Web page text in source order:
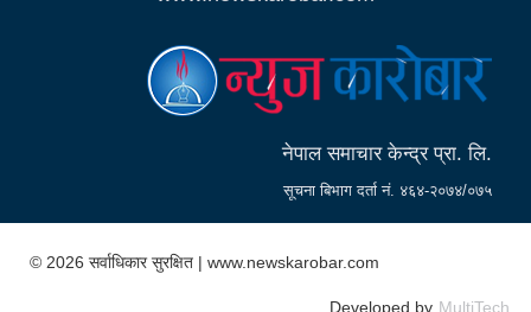
नेपाल समाचार केन्द्र प्रा. लि.
सूचना बिभाग दर्ता नं. ४६४-२०७४/०७५
© 2026 सर्वाधिकार सुरक्षित | www.newskarobar.com
Developed by MultiTech